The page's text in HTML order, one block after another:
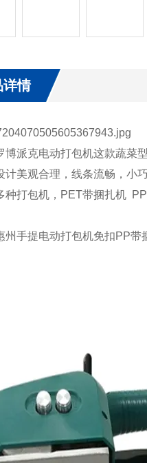
详情
克电动打包机这款蔬菜型
计美观合理，线条流畅，小
种打包机，PET带捆扎机
提电动打包机免扣PP带